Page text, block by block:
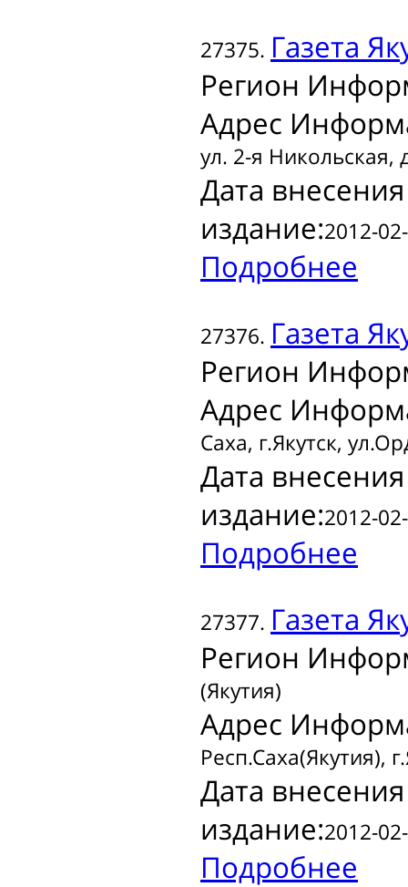
27375. Газета
Регион
Адрес
ул. 2-я Никольская,
Дата
издание:2012-
Подробнее
27376. Газета
Регион
Адрес
Саха, г.Якутск,
Дата
издание:2012-
Подробнее
27377. Газета
Регион
(Якутия)
Адрес
Респ.Саха(Якутия),
Дата
издание:2012-
Подробнее